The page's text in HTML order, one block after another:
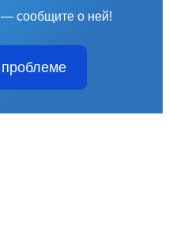
— сообщите о ней!